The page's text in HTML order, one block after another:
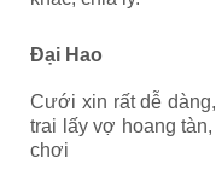
Đại Hao
Cưới xin rất dễ
trai lấy vợ hoang
chơi